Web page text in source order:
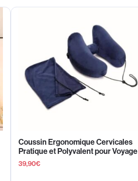
Coussin Ergonomique Cervicales
Pratique et Polyvalent pour Voyage
39,90€